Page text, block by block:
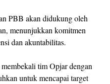
PBB akan didukung oleh
menunjukkan komitmen
dan akuntabilitas.
tim Opjar dengan
untuk mencapai target